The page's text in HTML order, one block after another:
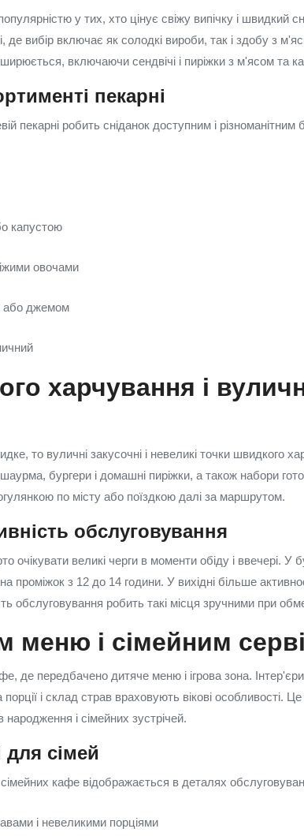
у тих, хто цінує свіжу випічку і швидкий
де вибір включає як солодкі вироби, так і здобу з
включаючи сендвічі і пиріжки з м'ясом та
пекарні
пекарні робить сніданок доступним і різноманітним
капустою
овочами
або джемом
харчування і
то вуличні закусочні і невеликі точки швидкого
бургери і домашні пиріжки, а також набори
по місту або поїздкою далі за маршрутом.
обслуговування
очікувати великі черги в моменти обіду і ввечері. У
проміжок з 12 до 14 години. У вихідні більше
обслуговування робить такі місця зручними при
меню і сімейним
де передбачено дитяче меню і ігрова зона.
і склад страв враховують вікові особливості.
і сімейних зустрічей.
для сімей
кафе відображається в деталях
і невеликими порціями